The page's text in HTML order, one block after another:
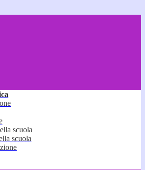
scuola
scuola